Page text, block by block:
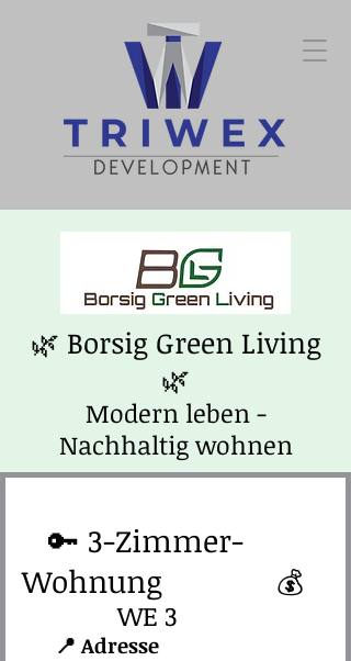
🌿 Borsig Green Living
🌿
Modern leben -
Nachhaltig wohnen
🔑 3-Zimmer-
Wohnung 💰
WE 3
📍 Adresse